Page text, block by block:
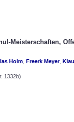
Meisterschaften,
Holm Freerk Meyer,
1332b)